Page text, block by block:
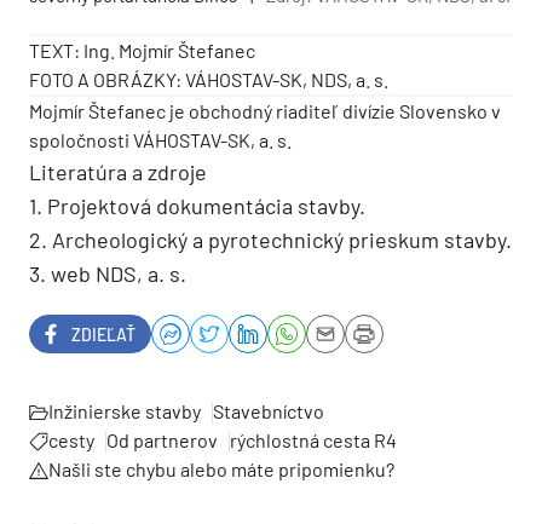
TEXT: Ing. Mojmír Štefanec
FOTO A OBRÁZKY: VÁHOSTAV-SK, NDS, a. s.
Mojmír Štefanec je obchodný riaditeľ divízie ­Slovensko v
spoločnosti VÁHOSTAV-SK, a. s.
Literatúra a zdroje
1. Projektová dokumentácia stavby.
2. Archeologický a pyrotechnický prieskum stavby.
3. web NDS, a. s.
ZDIEĽAŤ
Inžinierske stavby Stavebníctvo
cesty Od partnerov
rýchlostná cesta R4
Našli ste chybu alebo máte pripomienku?